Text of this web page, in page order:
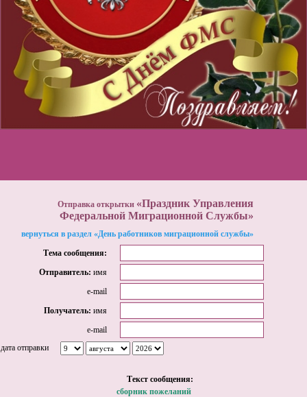
Отправка открытки «Праздник Управления
Федеральной Миграционной Службы»
вернуться в раздел «День работников миграционной службы»
Тема сообщения:
Отправитель: имя
e-mail
Получатель: имя
e-mail
дата отправки
Tекст сообщения:
сборник пожеланий